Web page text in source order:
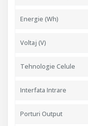
Energie (Wh)
Voltaj (V)
Tehnologie Celule
Interfata Intrare
Porturi Output